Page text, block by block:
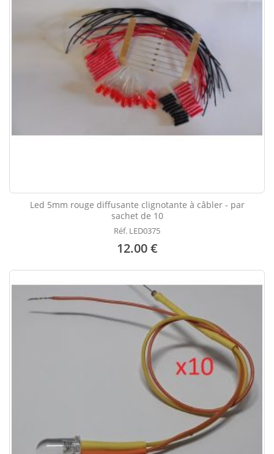
Led 5mm rouge diffusante clignotante à câbler - par
sachet de 10
Réf. LED0375
12.00 €